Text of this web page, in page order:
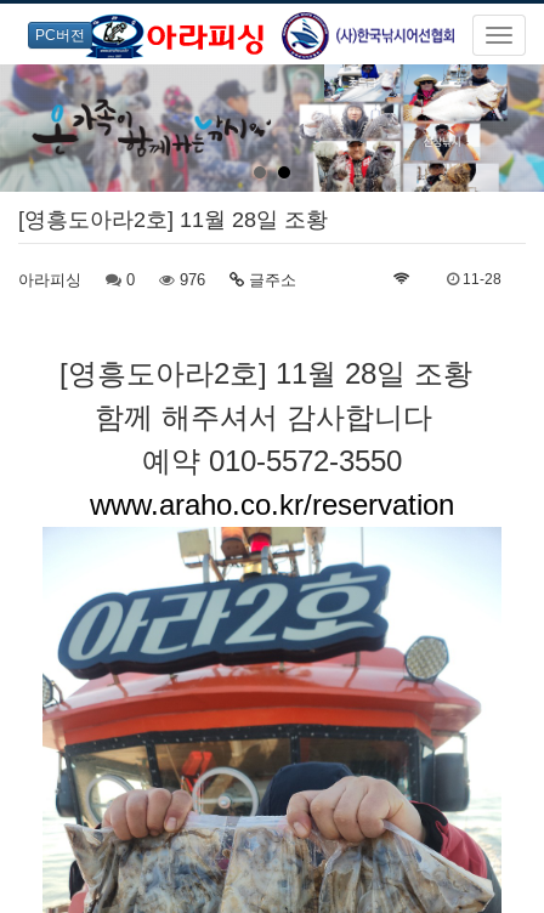
PC버전
[영흥도아라2호] 11월 28일 조황
아라피싱 0 976 글주소 11-28
[영흥도아라2호] 11월 28일 조황
함께 해주셔서 감사합니다
예약 010-5572-3550
www.araho.co.kr/reservation